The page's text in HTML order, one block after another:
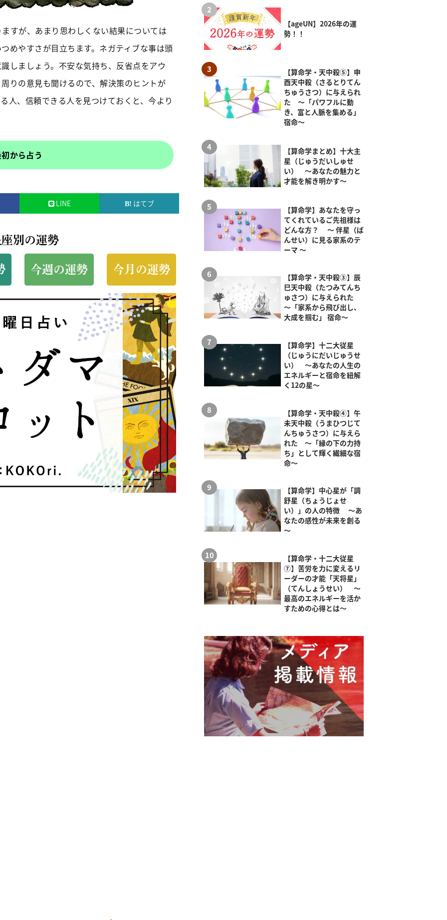
すが、あまり思わしくない結果については
めやすさが目立ちます。ネガティブな事は頭
しましょう。不安な気持ち、反省点をアウ
りの意見も聞けるので、解決策のヒントが
人、信頼できる人を見つけておくと、今より
から占う
LINE はてブ
別の運勢
今週の運勢 今月の運勢
【ageUN】2026年の運
勢！！
【算命学・天中殺⑤】申
酉天中殺（さるとりてん
ちゅうさつ）に与えられ
た ～「パワフルに動
き、富と人脈を集める」
宿命～
【算命学まとめ】十大主
星（じゅうだいしゅせ
い） ～あなたの魅力と
才能を解き明かす～
【算命学】あなたを守っ
てくれているご先祖様は
どんな方？ ～ 伴星（ば
んせい）に見る家系のテ
ーマ ～
【算命学・天中殺③】辰
巳天中殺（たつみてんち
ゅさつ）に与えられた
～「家系から飛び出し、
大成を掴む」 宿命～
【算命学】十二大従星
（じゅうにだいじゅうせ
い） ～あなたの人生の
エネルギーと宿命を紐解
く12の星～
【算命学・天中殺④】午
未天中殺（うまひつじて
んちゅうさつ）に与えら
れた ～「縁の下の力持
ち」として輝く繊細な宿
命～
【算命学】中心星が「調
舒星（ちょうじょせ
い）」の人の特徴 ～あ
なたの感性が未来を創る
～
【算命学・十二大従星
⑦】苦労を力に変えるリ
ーダーの才能「天将星」
（てんしょうせい） ～
最高のエネルギーを活か
すための心得とは～